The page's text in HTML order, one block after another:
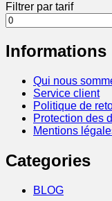
Filtrer par tarif
Prix
min
Informations
Qui nous
Service client
Politique de
Protection des
Mentions
Categories
BLOG